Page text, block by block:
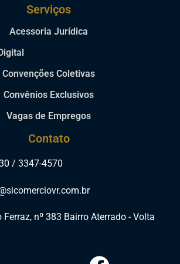
Serviços
Acessoria Jurídica
Convenções Coletivas
Convênios Exclusivos
Vagas de Empregos
Contato
/ 3347-4570
Ferraz, nº 383 Bairro Aterrado - Volta